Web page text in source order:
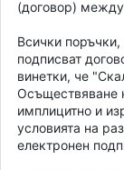
(договор) между
Всички
подписват
винетки, че
Осъществяване
имплицитно и
условията на
електронен